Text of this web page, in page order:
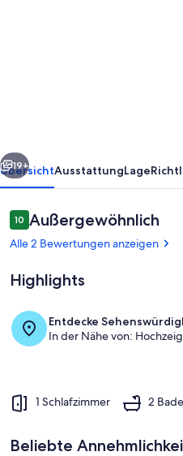
-
Ferienwohnung
Weiter
19+
ÜbersichtAusstattungLage
Bewertungen
1010 von 10.
Außergewöhnlich
Alle 2 Bewertungen anzeigen
Highlights
Entdecke
In der Nähe von:
1 Schlafzimmer 2
Beliebte